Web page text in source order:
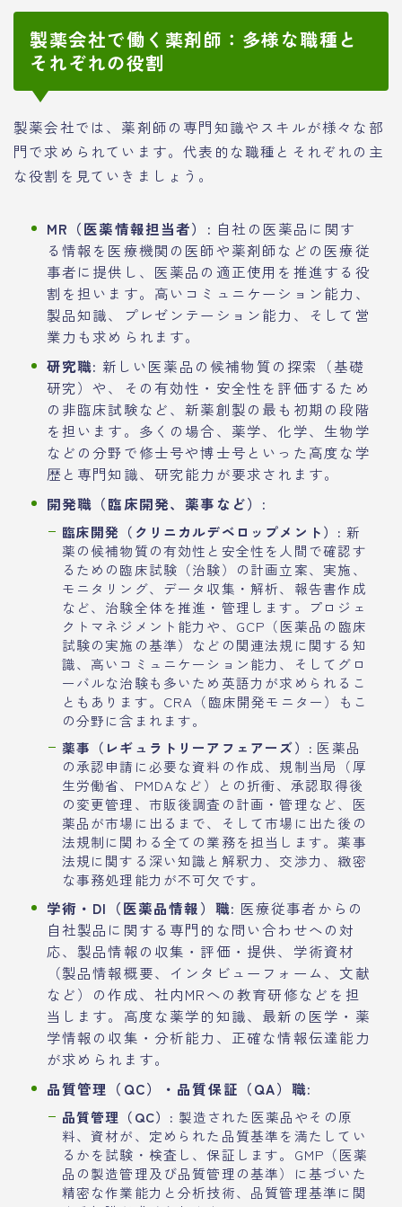
製薬会社で働く薬剤師：多様な職種と
それぞれの役割
製薬会社では、薬剤師の専門知識やスキルが様々な部
門で求められています。代表的な職種とそれぞれの主
な役割を見ていきましょう。
MR（医薬情報担当者）: 自社の医薬品に関す
る情報を医療機関の医師や薬剤師などの医療従
事者に提供し、医薬品の適正使用を推進する役
割を担います。高いコミュニケーション能力、
製品知識、プレゼンテーション能力、そして営
業力も求められます。
研究職: 新しい医薬品の候補物質の探索（基礎
研究）や、その有効性・安全性を評価するため
の非臨床試験など、新薬創製の最も初期の段階
を担います。多くの場合、薬学、化学、生物学
などの分野で修士号や博士号といった高度な学
歴と専門知識、研究能力が要求されます。
開発職（臨床開発、薬事など）:
臨床開発（クリニカルデベロップメント）: 新
薬の候補物質の有効性と安全性を人間で確認す
るための臨床試験（治験）の計画立案、実施、
モニタリング、データ収集・解析、報告書作成
など、治験全体を推進・管理します。プロジェ
クトマネジメント能力や、GCP（医薬品の臨床
試験の実施の基準）などの関連法規に関する知
識、高いコミュニケーション能力、そしてグロ
ーバルな治験も多いため英語力が求められるこ
ともあります。CRA（臨床開発モニター）もこ
の分野に含まれます。
薬事（レギュラトリーアフェアーズ）: 医薬品
の承認申請に必要な資料の作成、規制当局（厚
生労働省、PMDAなど）との折衝、承認取得後
の変更管理、市販後調査の計画・管理など、医
薬品が市場に出るまで、そして市場に出た後の
法規制に関わる全ての業務を担当します。薬事
法規に関する深い知識と解釈力、交渉力、緻密
な事務処理能力が不可欠です。
学術・DI（医薬品情報）職: 医療従事者からの
自社製品に関する専門的な問い合わせへの対
応、製品情報の収集・評価・提供、学術資材
（製品情報概要、インタビューフォーム、文献
など）の作成、社内MRへの教育研修などを担
当します。高度な薬学的知識、最新の医学・薬
学情報の収集・分析能力、正確な情報伝達能力
が求められます。
品質管理（QC）・品質保証（QA）職:
品質管理（QC）: 製造された医薬品やその原
料、資材が、定められた品質基準を満たしてい
るかを試験・検査し、保証します。GMP（医薬
品の製造管理及び品質管理の基準）に基づいた
精密な作業能力と分析技術、品質管理基準に関